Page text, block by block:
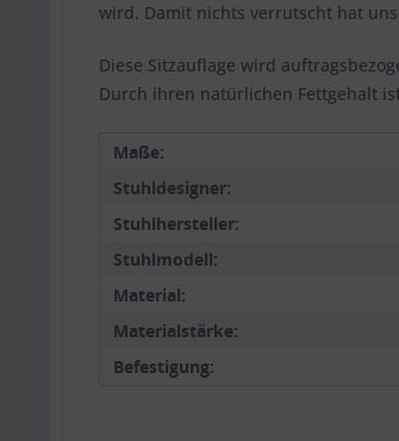
wird. Damit nichts verrutscht hat
Diese Sitzauflage wird
Durch ihren natürlichen Fettgehalt
Maße:
Stuhldesigner:
Stuhlhersteller:
Stuhlmodell:
Material:
Materialstärke:
Befestigung: